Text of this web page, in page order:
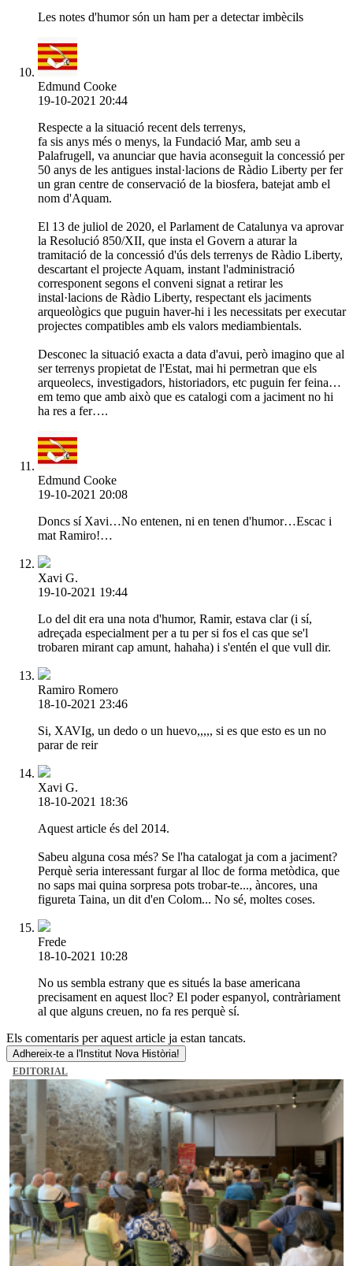
Les notes d'humor són un ham per a detectar imbècils
Edmund Cooke
19-10-2021 20:44
Respecte a la situació recent dels terrenys,
fa sis anys més o menys, la Fundació Mar, amb seu a
Palafrugell, va anunciar que havia aconseguit la concessió per
50 anys de les antigues instal·lacions de Ràdio Liberty per fer
un gran centre de conservació de la biosfera, batejat amb el
nom d'Aquam.
El 13 de juliol de 2020, el Parlament de Catalunya va aprovar
la Resolució 850/XII, que insta el Govern a aturar la
tramitació de la concessió d'ús dels terrenys de Ràdio Liberty,
descartant el projecte Aquam, instant l'administració
corresponent segons el conveni signat a retirar les
instal·lacions de Ràdio Liberty, respectant els jaciments
arqueològics que puguin haver-hi i les necessitats per executar
projectes compatibles amb els valors mediambientals.
Desconec la situació exacta a data d'avui, però imagino que al
ser terrenys propietat de l'Estat, mai hi permetran que els
arqueolecs, investigadors, historiadors, etc puguin fer feina…
em temo que amb això que es catalogi com a jaciment no hi
ha res a fer….
Edmund Cooke
19-10-2021 20:08
Doncs sí Xavi…No entenen, ni en tenen d'humor…Escac i
mat Ramiro!…
Xavi G.
19-10-2021 19:44
Lo del dit era una nota d'humor, Ramir, estava clar (i sí,
adreçada especialment per a tu per si fos el cas que se'l
trobaren mirant cap amunt, hahaha) i s'entén el que vull dir.
Ramiro Romero
18-10-2021 23:46
Si, XAVIg, un dedo o un huevo,,,,, si es que esto es un no
parar de reir
Xavi G.
18-10-2021 18:36
Aquest article és del 2014.
Sabeu alguna cosa més? Se l'ha catalogat ja com a jaciment?
Perquè seria interessant furgar al lloc de forma metòdica, que
no saps mai quina sorpresa pots trobar-te..., àncores, una
figureta Taina, un dit d'en Colom... No sé, moltes coses.
Frede
18-10-2021 10:28
No us sembla estrany que es situés la base americana
precisament en aquest lloc? El poder espanyol, contràriament
al que alguns creuen, no fa res perquè sí.
Els comentaris per aquest article ja estan tancats.
Adhereix-te a l'Institut Nova Història!
EDITORIAL